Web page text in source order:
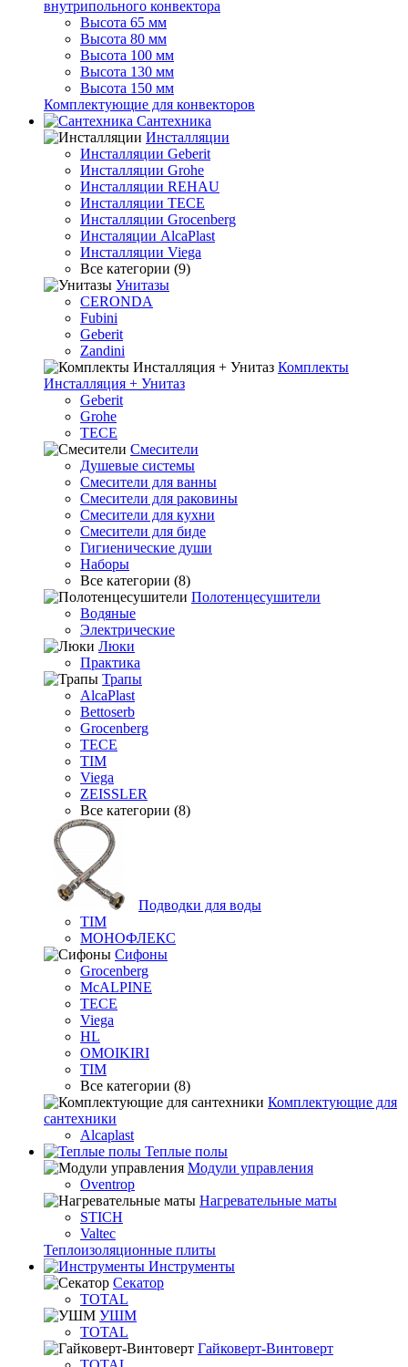
внутрипольного конвектора
Высота 65 мм
Высота 80 мм
Высота 100 мм
Высота 130 мм
Высота 150 мм
Комплектующие для конвекторов
Сантехника
Инсталляции
Инсталляции Geberit
Инсталляции Grohe
Инсталляции REHAU
Инсталляции TECE
Инсталляции Grocenberg
Инсталяции AlcaPlast
Инсталляции Viega
Все категории (9)
Унитазы
CERONDA
Fubini
Geberit
Zandini
Комплекты
Инсталляция + Унитаз
Geberit
Grohe
TECE
Смесители
Душевые системы
Смесители для ванны
Смесители для раковины
Смесители для кухни
Смесители для биде
Гигиенические души
Наборы
Все категории (8)
Полотенцесушители
Водяные
Электрические
Люки
Практика
Трапы
AlcaPlast
Bettoserb
Grocenberg
TECE
TIM
Viega
ZEISSLER
Все категории (8)
Подводки для воды
TIM
МОНОФЛЕКС
Сифоны
Grocenberg
McALPINE
TECE
Viega
HL
OMOIKIRI
TIM
Все категории (8)
Комплектующие для
сантехники
Alcaplast
Теплые полы
Модули управления
Oventrop
Нагревательные маты
STICH
Valtec
Теплоизоляционные плиты
Инструменты
Секатор
TOTAL
УШМ
TOTAL
Гайковерт-Винтоверт